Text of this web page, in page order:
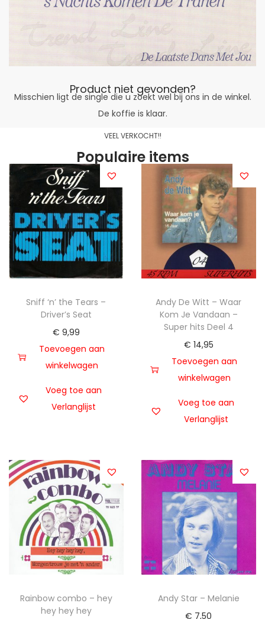
Product niet gevonden?
Misschien ligt de single die u zoekt wel bij ons in de winkel.
De koffie is klaar.
VEEL VERKOCHT!!
Populaire items
Sniff ‘n’ the Tears –
Driver’s Seat
€ 9,99
Toevoegen aan
winkelwagen
Voeg toe aan
Verlanglijst
Andy De Witt – Waar
Kom Je Vandaan –
Super hits Deel 4
€ 14,95
Toevoegen aan
winkelwagen
Voeg toe aan
Verlanglijst
Rainbow combo – hey
hey hey hey
Andy Star – Melanie
€ 7,50